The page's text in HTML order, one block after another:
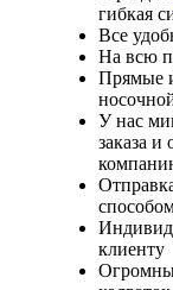
гибкая
Все
На всю
Прямые
У нас
заказа
клиенту